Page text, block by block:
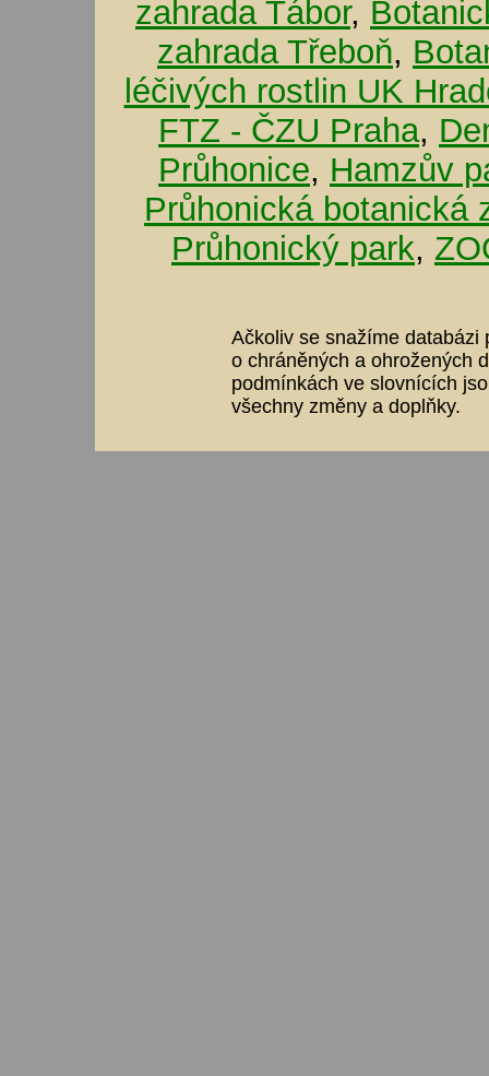
zahrada Tábor,
zahrada Třeboň,
léčivých rostlin UK
FTZ - ČZU Praha,
Průhonice, Hamzův
Průhonická botanická
Průhonický park,
Ačkoliv se snažíme databázi
o chráněných a ohrožených
podmínkách ve slovnících
všechny změny a doplňky.